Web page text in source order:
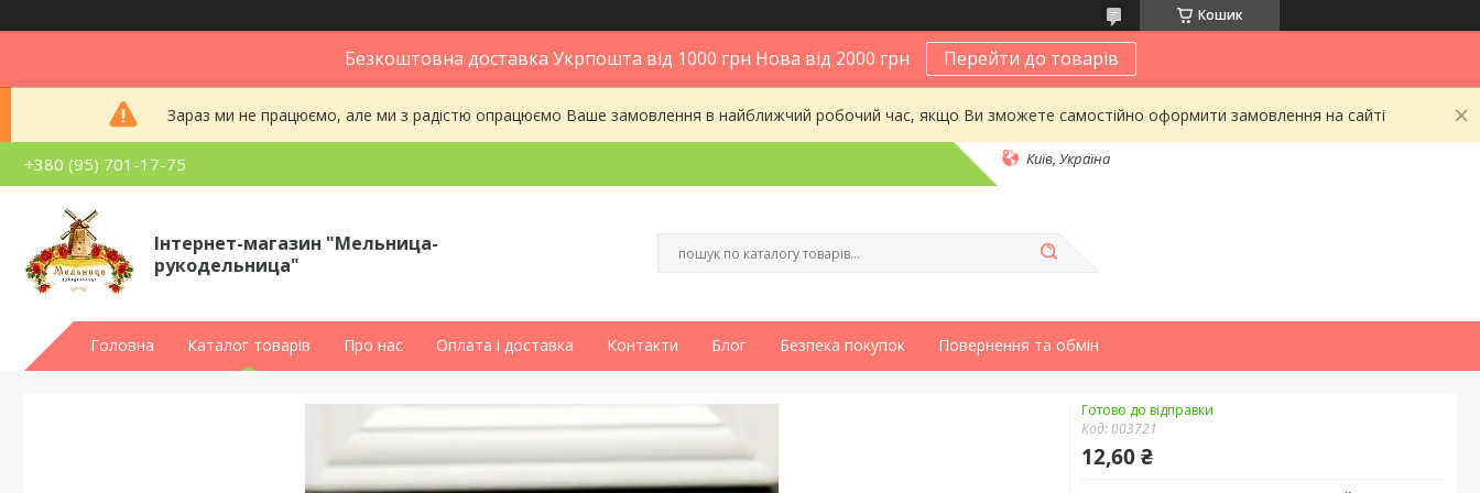
Кошик
Безкоштовна доставка Укрпошта від 1000 грн Нова від 2000 грн Перейти до товарів
Зараз ми не працюємо, але ми з радістю опрацюємо Ваше замовлення в найближчий робочий час, якщо Ви зможете самостійно оформити замовлення на сайті
+380 (95) 701-17-75 Київ, Україна
Інтернет-магазин "Мельница-
рукодельница"
Головна Каталог товарів Про нас Оплата і доставка Контакти Блог Безпека покупок Повернення та обмін
Готово до відправки
Код: 003721
12,60 ₴